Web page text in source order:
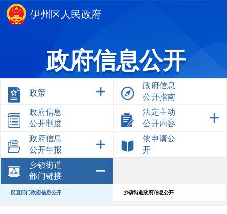
伊州区人民政府
政府信息公开
政策
政府信息
公开指南
政府信息
公开制度
法定主动
公开内容
政府信息
公开年报
依申请公
开
乡镇街道
部门链接
区直部门政府信息公开 乡镇街道政府信息公开